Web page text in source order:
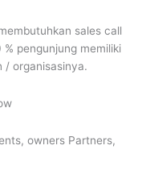
sales call
pengunjung memiliki
/ organisasinya.
owners Partners,